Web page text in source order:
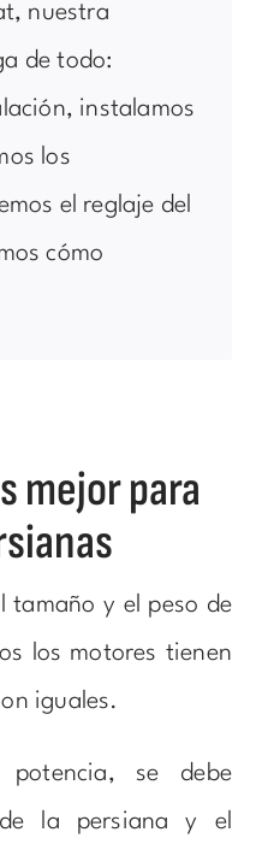
nuestra
de todo:
instalamos
los
el reglaje del
cómo
mejor para
tamaño y el peso de
los motores tienen
iguales.
potencia, se debe
la persiana y el